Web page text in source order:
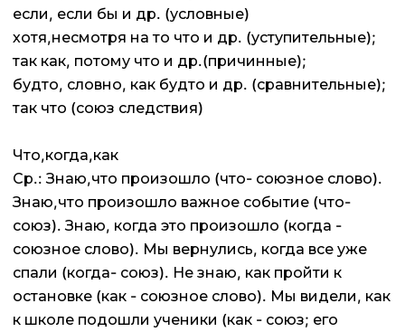
если, если бы и др. (условные)
хотя,несмотря на то что и др. (уступительные);
так как, потому что и др.(причинные);
будто, словно, как будто и др. (сравнительные);
так что (союз следствия)
Что,когда,как
Ср.: Знаю,что произошло (что- союзное слово).
Знаю,что произошло важное событие (что-
союз). Знаю, когда это произошло (когда -
союзное слово). Мы вернулись, когда все уже
спали (когда- союз). Не знаю, как пройти к
остановке (как - союзное слово). Мы видели, как
к школе подошли ученики (как - союз; его